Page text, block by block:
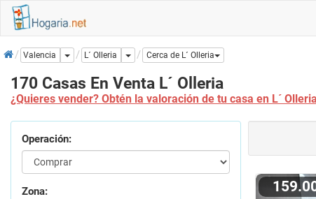
InicioValencia Dropdown
L´ Olleria Dropdown
Cerca de L´ Olleria
170 Casas En Venta L´ Olleria
¿Quieres vender? Obtén la valoración de tu casa en L´
Operación:
Zona: